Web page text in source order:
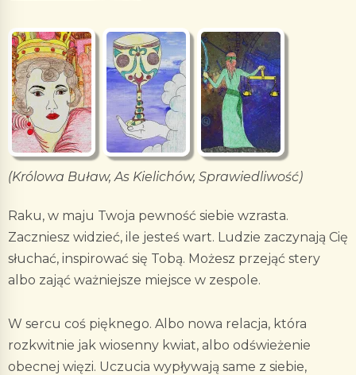
(Królowa Buław, As Kielichów, Sprawiedliwość)
Raku, w maju Twoja pewność siebie wzrasta.
Zaczniesz widzieć, ile jesteś wart. Ludzie zaczynają Cię
słuchać, inspirować się Tobą. Możesz przejąć stery
albo zająć ważniejsze miejsce w zespole.
W sercu coś pięknego. Albo nowa relacja, która
rozkwitnie jak wiosenny kwiat, albo odświeżenie
obecnej więzi. Uczucia wypływają same z siebie,